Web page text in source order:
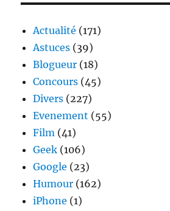
Actualité (171)
Astuces (39)
Blogueur (18)
Concours (45)
Divers (227)
Evenement (55)
Film (41)
Geek (106)
Google (23)
Humour (162)
iPhone (1)